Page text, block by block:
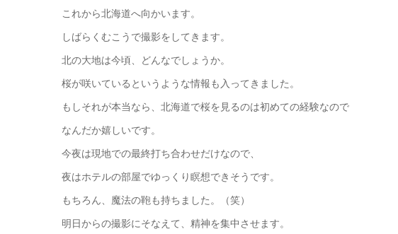
これから北海道へ向かいます。
しばらくむこうで撮影をしてきます。
北の大地は今頃、どんなでしょうか。
桜が咲いているというような情報も入ってきました。
もしそれが本当なら、北海道で桜を見るのは初めての経験なので
なんだか嬉しいです。
今夜は現地での最終打ち合わせだけなので、
夜はホテルの部屋でゆっくり瞑想できそうです。
もちろん、魔法の鞄も持ちました。（笑）
明日からの撮影にそなえて、精神を集中させます。